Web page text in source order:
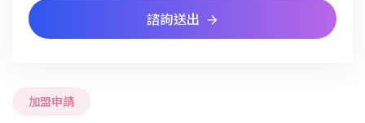
加盟申請
諮詢送出